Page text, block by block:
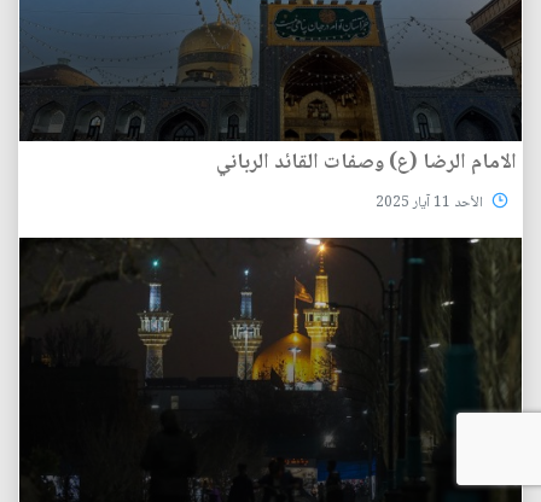
الامام الرضا (ع) وصفات القائد الرباني
الأحد 11 آيار 2025